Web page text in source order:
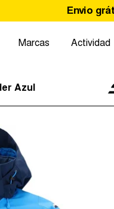
Envio
Marcas Actividad
Azul